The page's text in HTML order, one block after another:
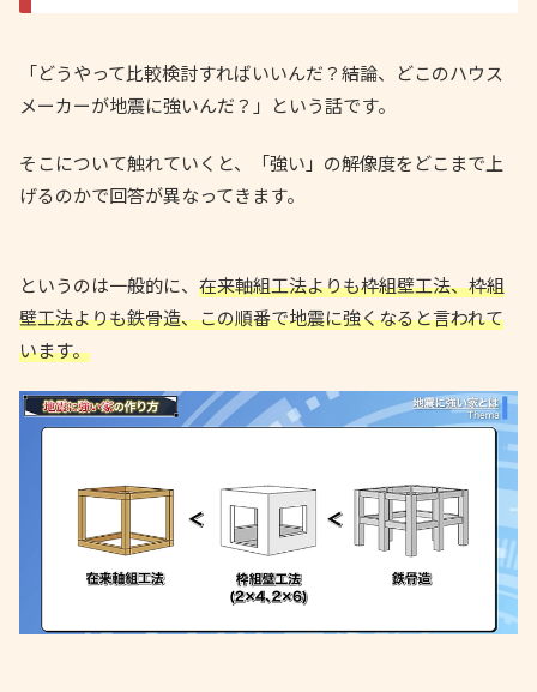
「どうやって比較検討すればいいんだ？結論、どこのハウス
メーカーが地震に強いんだ？」という話です。
そこについて触れていくと、「強い」の解像度をどこまで上
げるのかで回答が異なってきます。
というのは一般的に、 在来軸組工法よりも枠組壁工法、枠組
壁工法よりも鉄骨造、この順番で地震に強くなると言われて
います。